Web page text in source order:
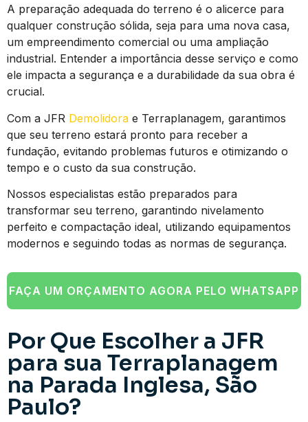
A preparação adequada do terreno é o alicerce para
qualquer construção sólida, seja para uma nova casa,
um empreendimento comercial ou uma ampliação
industrial. Entender a importância desse serviço e como
ele impacta a segurança e a durabilidade da sua obra é
crucial.
Com a JFR Demolidora e Terraplanagem, garantimos
que seu terreno estará pronto para receber a
fundação, evitando problemas futuros e otimizando o
tempo e o custo da sua construção.
Nossos especialistas estão preparados para
transformar seu terreno, garantindo nivelamento
perfeito e compactação ideal, utilizando equipamentos
modernos e seguindo todas as normas de segurança.
FAÇA UM ORÇAMENTO AGORA PELO WHATSAPP
Por Que Escolher a JFR
para sua Terraplanagem
na Parada Inglesa, São
Paulo?